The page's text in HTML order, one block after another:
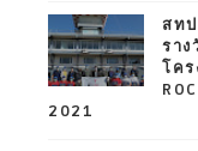
สท
ราง
โคร
2021